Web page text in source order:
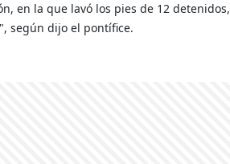
en la que lavó los pies de 12 detenidos,
según dijo el pontífice.